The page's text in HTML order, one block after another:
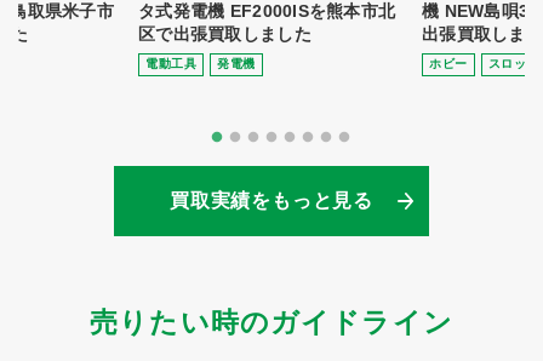
鳥取県米子市
た
タ式発電機 EF2000ISを熊本市北
区で出張買取しました
電動⼯具 発電機
機 NEW島唄
出張買取しま
ホビー スロット
買取実績をもっと見る
売りたい時のガイドライン